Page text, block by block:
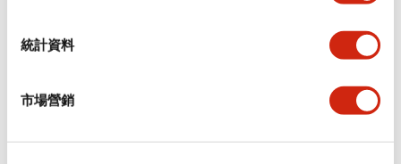
統計資料
市場營銷
環境規範